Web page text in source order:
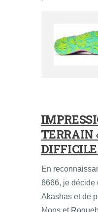
TERRAIN
DIFFICILE
En
6666, je décide
Akashas et de
Mons et